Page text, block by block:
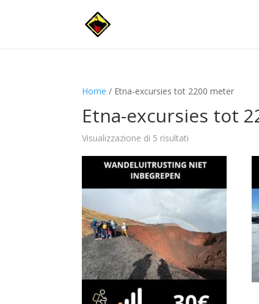
Home / Etna-excursies tot 2200 meter
Etna-excursies tot
Visualizzazione di 5 risultati